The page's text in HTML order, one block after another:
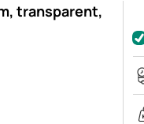
transparent,